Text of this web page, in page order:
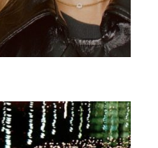
EYE OF THE TIGER